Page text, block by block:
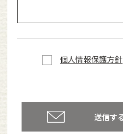
個人情報保護方針